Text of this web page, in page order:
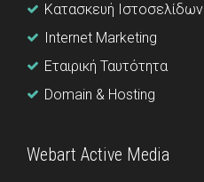
Κατασκευή Ιστοσελίδων
Internet Marketing
Εταιρική Ταυτότητα
Domain & Hosting
Webart Active Media